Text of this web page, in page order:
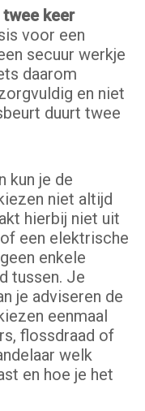
keer
voor een
secuur werkje
daarom
en niet
duurt twee
kun je de
niet altijd
hierbij niet uit
een elektrische
enkele
tussen. Je
je adviseren de
eenmaal
flossdraad of
welk
en hoe je het